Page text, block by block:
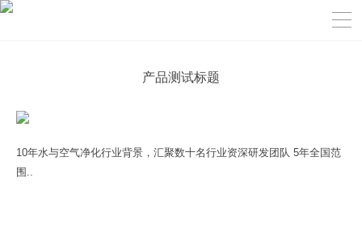
产品测试标题
10年水与空气净化行业背景，汇聚数十名行业资深研发团队 5年全国范
围..